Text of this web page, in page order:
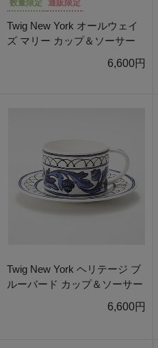
数量限定 通販限定
Twig New York オールウェイ
ズ マリー カップ＆ソーサー
6,600円
Twig New York ヘリテージ ブ
ルーバード カップ＆ソーサー
6,600円